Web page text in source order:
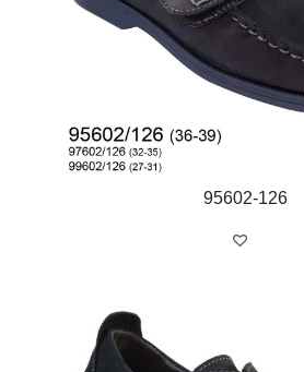
95602-126